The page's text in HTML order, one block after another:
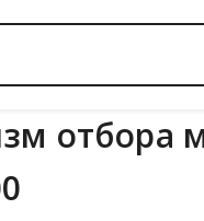
отбора